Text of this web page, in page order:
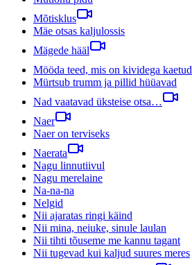
Mõtisklus
Mäe otsas kaljulossis
Mägede hääl
Mööda teed, mis on kividega kaetud
Mürtsub trumm ja pillid hüüavad
Nad vaatavad üksteise otsa…
Naer
Naer on terviseks
Naerata
Nagu linnutiivul
Nagu merelaine
Na-na-na
Nelgid
Nii ajaratas ringi käind
Nii mina, neiuke, sinule laulan
Nii tihti tõuseme me kannu tagant
Nii tugevad kui kaljud suures meres